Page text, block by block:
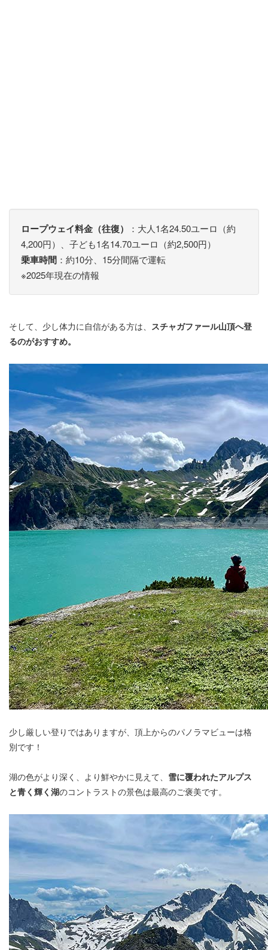
ロープウェイ料金（往復）
：大人1名24.50ユーロ（約
4,200円）、子ども1名14.70ユーロ（約2,500円）
乗車時間 ：約10分、15分間隔で運転
※2025年現在の情報
そして、少し体力に自信がある方は、 スチャガファール山頂へ登
るのがおすすめ。
少し厳しい登りではありますが、頂上からのパノラマビューは格
別です！
湖の色がより深く、より鮮やかに見えて、 雪に覆われたアルプス
と青く輝く湖のコントラストの景色は最高のご褒美です。